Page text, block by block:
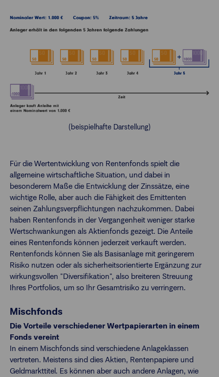
(beispielhafte Darstellung)
Für die Wertentwicklung von Rentenfonds spielt die
allgemeine wirtschaftliche Situation, und dabei in
besonderem Maße die Entwicklung der Zinssätze, eine
wichtige Rolle, aber auch die Fähigkeit des Emittenten
seinen Zahlungsverpflichtungen nachzukommen. Dabei
haben Rentenfonds in der Vergangenheit weniger starke
Wertschwankungen als Aktienfonds gezeigt. Die Anteile
eines Rentenfonds können jederzeit verkauft werden.
Rentenfonds können Sie als Basisanlage mit geringerem
Risiko nutzen oder als sicherheitsorientierte Ergänzung zur
wirkungsvollen "Diversifikation", also breiteren Streuung
Ihres Portfolios, um so Ihr Gesamtrisiko zu verringern.
Mischfonds
Die Vorteile verschiedener Wertpapierarten in einem
Fonds vereint
In einem Mischfonds sind verschiedene Anlageklassen
vertreten. Meistens sind dies Aktien, Rentenpapiere und
Geldmarkttitel. Es können aber auch andere Anlagen, wie